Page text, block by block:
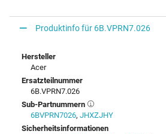
Produktinfo für 6B.VPRN7.026
Hersteller
Acer
Ersatzteilnummer
6B.VPRN7.026
Sub-Partnummern
6BVPRN7026, JHXZJHY
Sicherheitsinformationen